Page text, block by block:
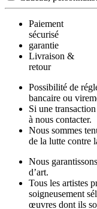
Paiement
sécurisé
garantie
Livraison &
retour
Possibilité de
bancaire ou
Si une
à nous contacter.
Nous sommes
de la lutte contre
Nous
d’art.
Tous les artistes
soigneusement
œuvres dont ils